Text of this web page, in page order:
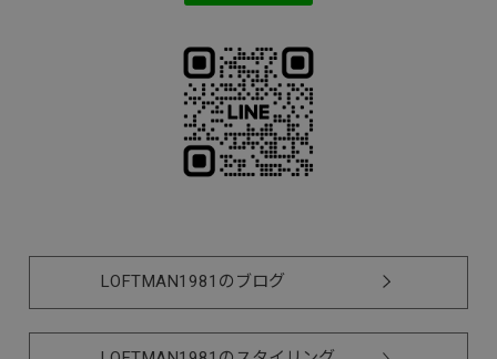
LOFTMAN1981のブログ